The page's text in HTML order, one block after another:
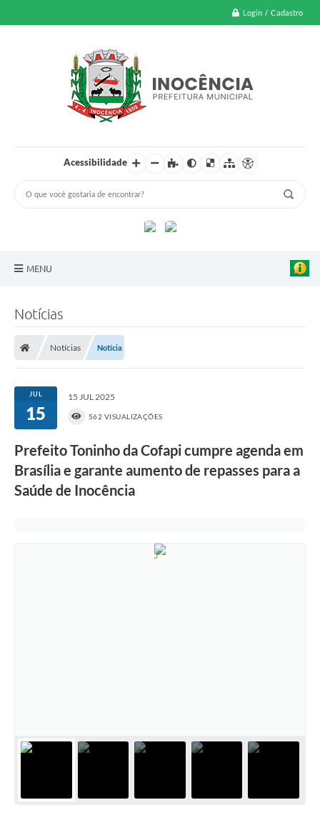
Login / Cadastro
Acessibilidade
MENU
Transparência Pública
Notícias
Legislação
Renuncia de Receita
Galeria de Fotos
Plano Estratégico
Notícias
Notícias Notícia
JUL
15
15 JUL 2025
562 VISUALIZAÇÕES
Prefeito Toninho da Cofapi cumpre agenda em
Brasília e garante aumento de repasses para a
Saúde de Inocência